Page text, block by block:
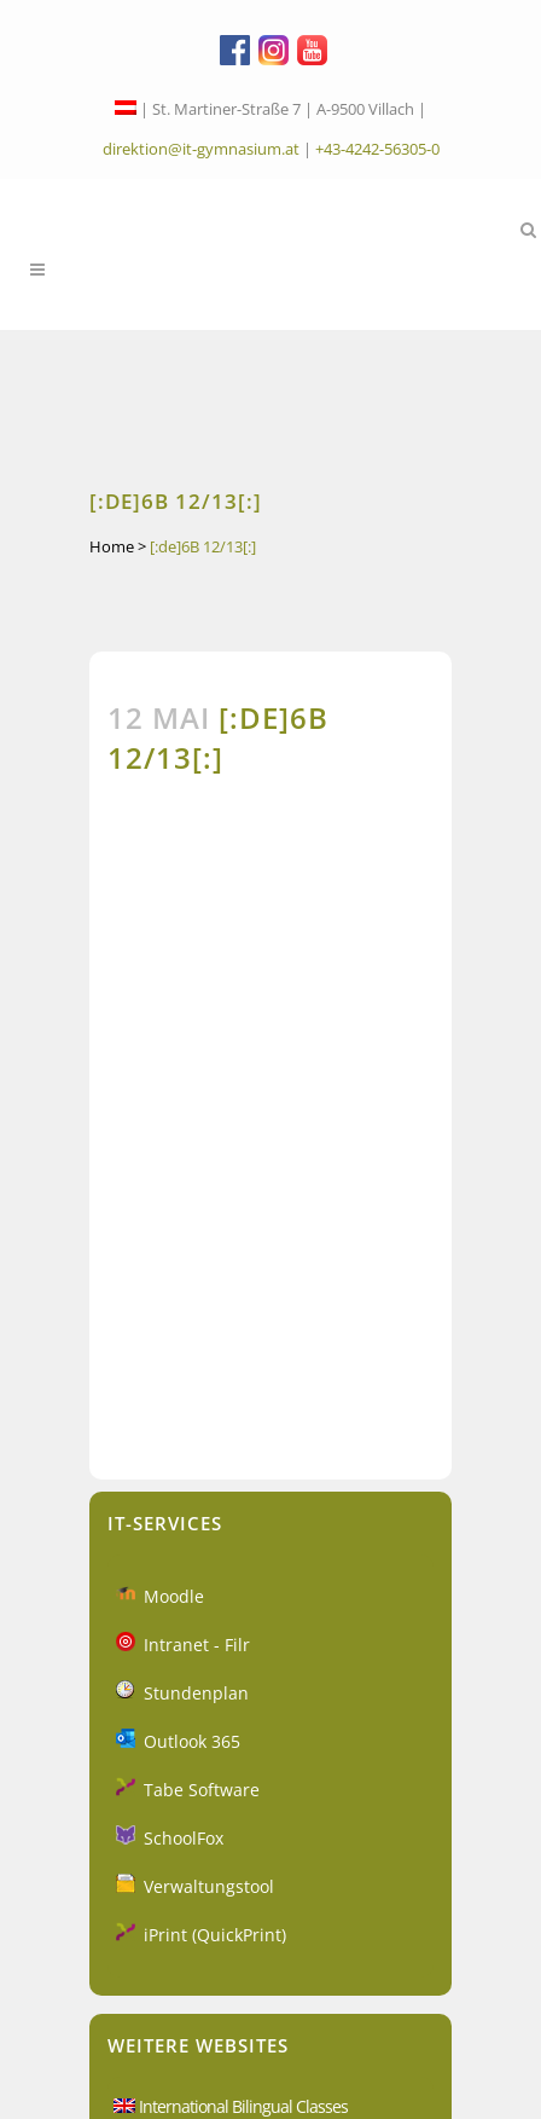
| St. Martiner-Straße 7 | A-9500 Villach |
direktion@it-gymnasium.at| +43-4242-56305-0
[:DE]6B 12/13[:]
Home> [:de]6B 12/13[:]
12 MAI [:DE]6B
12/13[:]
IT-SERVICES
Moodle
Intranet - Filr
Stundenplan
Outlook 365
Tabe Software
SchoolFox
Verwaltungstool
iPrint (QuickPrint)
WEITERE WEBSITES
International Bilingual Classes